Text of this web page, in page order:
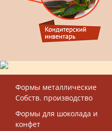
Формы металлические
Собств. производство
Формы для шоколада и
конфет